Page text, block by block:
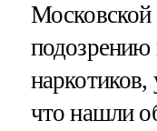
Московской
подозрению
наркотиков,
что нашли